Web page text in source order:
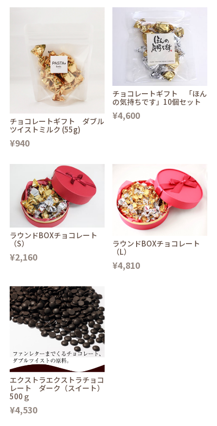
チョコレートギフト ダブル
ツイストミルク (55g)
¥940
チョコレートギフト 「ほん
の気持ちです」10個セット
¥4,600
ラウンドBOXチョコレート
（S）
¥2,160
ラウンドBOXチョコレート
（L）
¥4,810
エクストラエクストラチョコ
レート ダーク（スイート）
500ｇ
¥4,530